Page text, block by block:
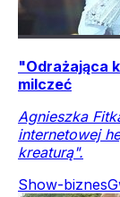
"Odrażająca
milczeć
Agnieszka
internetowej
kreaturą".
Show-biznes